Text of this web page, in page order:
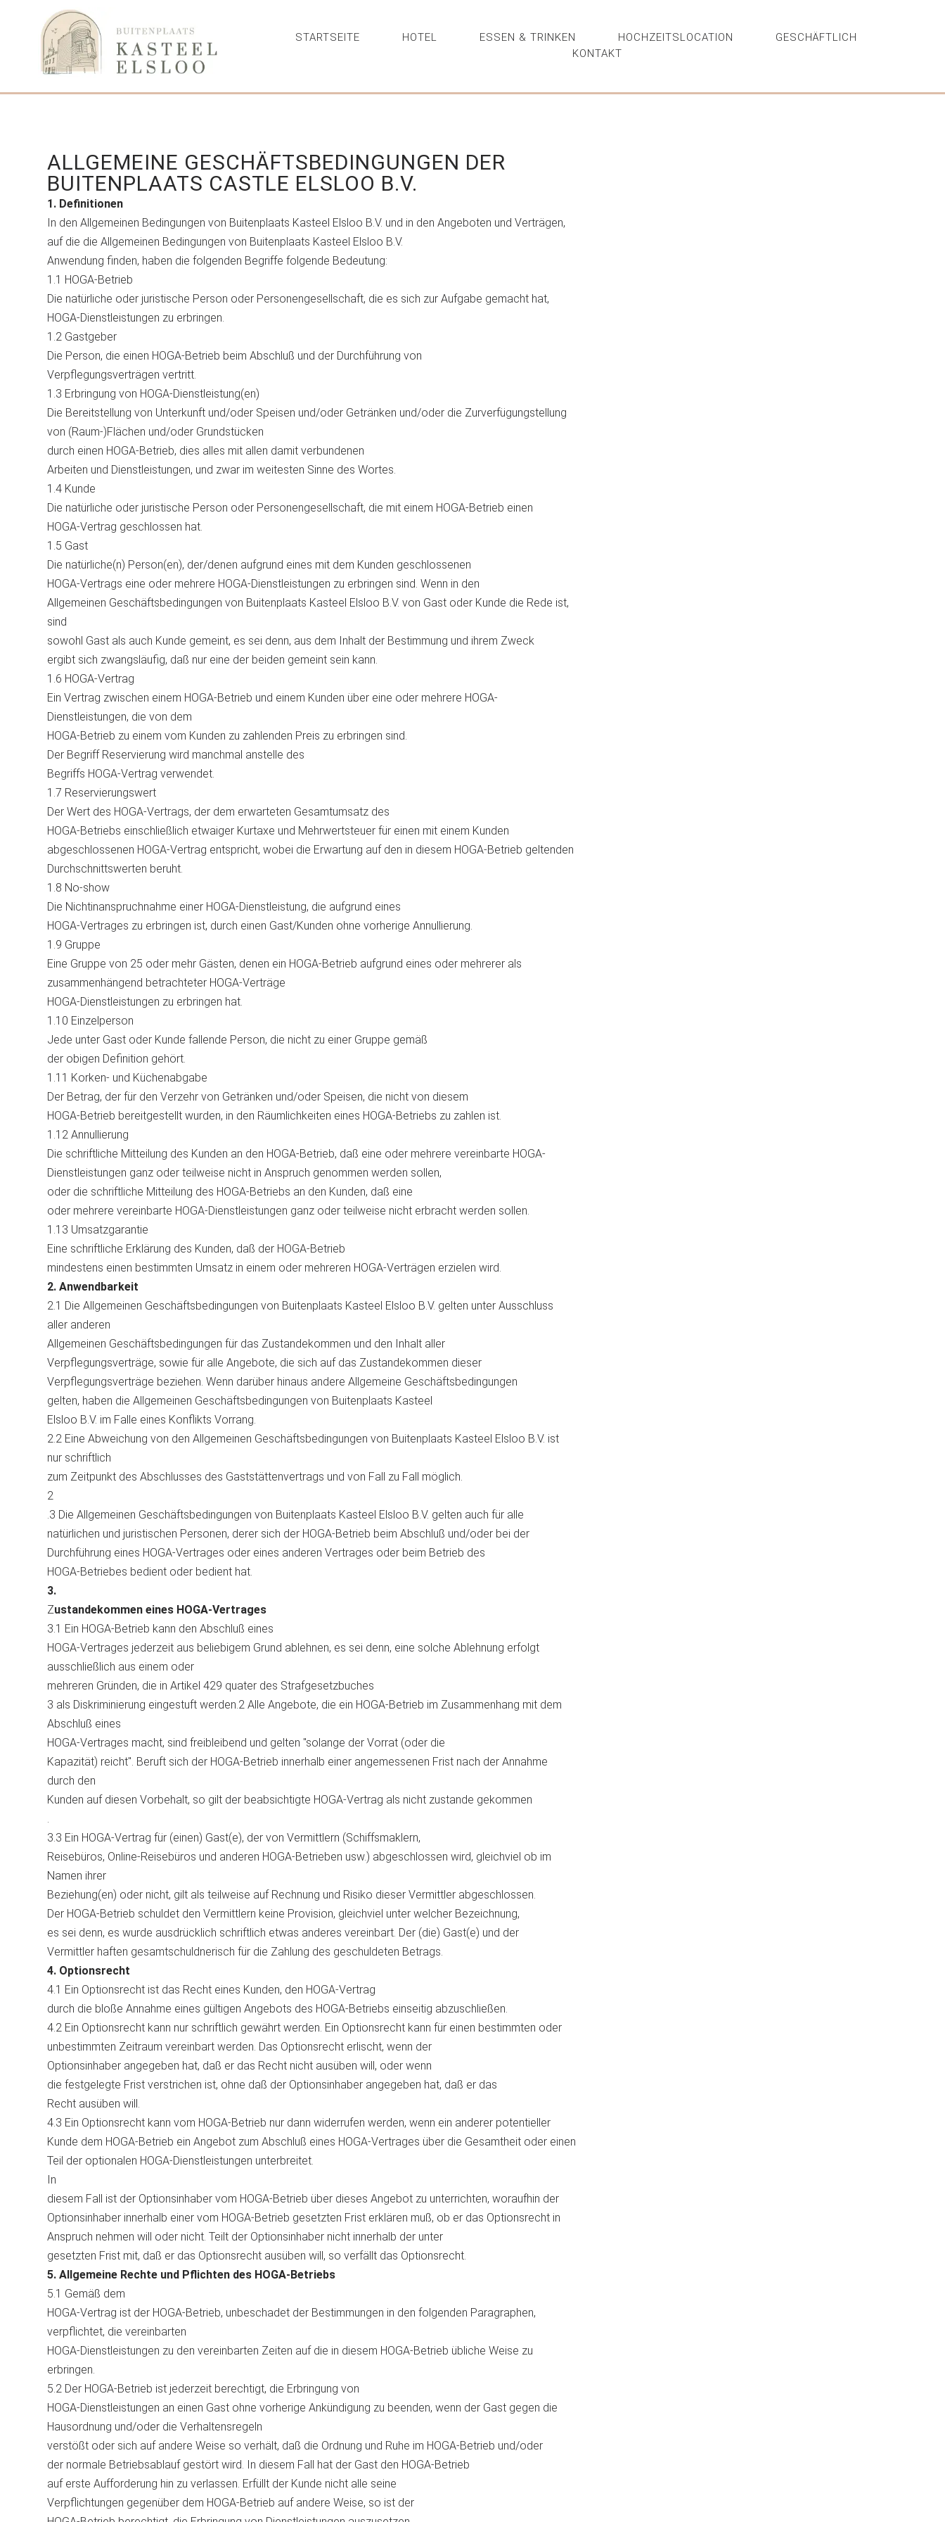
STARTSEITE HOTEL ESSEN & TRINKEN HOCHZEITSLOCATION
GESCHÄFTLICH
KONTAKT
ALLGEMEINE GESCHÄFTSBEDINGUNGEN DER
BUITENPLAATS CASTLE ELSLOO B.V.
1. Definitionen
In den Allgemeinen Bedingungen von Buitenplaats Kasteel Elsloo B.V. und in den Angeboten und Verträgen,
auf die die Allgemeinen Bedingungen von Buitenplaats Kasteel Elsloo B.V.
Anwendung finden, haben die folgenden Begriffe folgende Bedeutung:
1.1 HOGA-Betrieb
Die natürliche oder juristische Person oder Personengesellschaft, die es sich zur Aufgabe gemacht hat,
HOGA-Dienstleistungen zu erbringen.
1.2 Gastgeber
Die Person, die einen HOGA-Betrieb beim Abschluß und der Durchführung von
Verpflegungsverträgen vertritt.
1.3 Erbringung von HOGA-Dienstleistung(en)
Die Bereitstellung von Unterkunft und/oder Speisen und/oder Getränken und/oder die Zurverfügungstellung
von (Raum-)Flächen und/oder Grundstücken
durch einen HOGA-Betrieb, dies alles mit allen damit verbundenen
Arbeiten und Dienstleistungen, und zwar im weitesten Sinne des Wortes.
1.4 Kunde
Die natürliche oder juristische Person oder Personengesellschaft, die mit einem HOGA-Betrieb einen
HOGA-Vertrag geschlossen hat.
1.5 Gast
Die natürliche(n) Person(en), der/denen aufgrund eines mit dem Kunden geschlossenen
HOGA-Vertrags eine oder mehrere HOGA-Dienstleistungen zu erbringen sind. Wenn in den
Allgemeinen Geschäftsbedingungen von Buitenplaats Kasteel Elsloo B.V. von Gast oder Kunde die Rede ist,
sind
sowohl Gast als auch Kunde gemeint, es sei denn, aus dem Inhalt der Bestimmung und ihrem Zweck
ergibt sich zwangsläufig, daß nur eine der beiden gemeint sein kann.
1.6 HOGA-Vertrag
Ein Vertrag zwischen einem HOGA-Betrieb und einem Kunden über eine oder mehrere HOGA-
Dienstleistungen, die von dem
HOGA-Betrieb zu einem vom Kunden zu zahlenden Preis zu erbringen sind.
Der Begriff Reservierung wird manchmal anstelle des
Begriffs HOGA-Vertrag verwendet.
1.7 Reservierungswert
Der Wert des HOGA-Vertrags, der dem erwarteten Gesamtumsatz des
HOGA-Betriebs einschließlich etwaiger Kurtaxe und Mehrwertsteuer für einen mit einem Kunden
abgeschlossenen HOGA-Vertrag entspricht, wobei die Erwartung auf den in diesem HOGA-Betrieb geltenden
Durchschnittswerten beruht.
1.8 No-show
Die Nichtinanspruchnahme einer HOGA-Dienstleistung, die aufgrund eines
HOGA-Vertrages zu erbringen ist, durch einen Gast/Kunden ohne vorherige Annullierung.
1.9 Gruppe
Eine Gruppe von 25 oder mehr Gästen, denen ein HOGA-Betrieb aufgrund eines oder mehrerer als
zusammenhängend betrachteter HOGA-Verträge
HOGA-Dienstleistungen zu erbringen hat.
1.10 Einzelperson
Jede unter Gast oder Kunde fallende Person, die nicht zu einer Gruppe gemäß
der obigen Definition gehört.
1.11 Korken- und Küchenabgabe
Der Betrag, der für den Verzehr von Getränken und/oder Speisen, die nicht von diesem
HOGA-Betrieb bereitgestellt wurden, in den Räumlichkeiten eines HOGA-Betriebs zu zahlen ist.
1.12 Annullierung
Die schriftliche Mitteilung des Kunden an den HOGA-Betrieb, daß eine oder mehrere vereinbarte HOGA-
Dienstleistungen ganz oder teilweise nicht in Anspruch genommen werden sollen,
oder die schriftliche Mitteilung des HOGA-Betriebs an den Kunden, daß eine
oder mehrere vereinbarte HOGA-Dienstleistungen ganz oder teilweise nicht erbracht werden sollen.
1.13 Umsatzgarantie
Eine schriftliche Erklärung des Kunden, daß der HOGA-Betrieb
mindestens einen bestimmten Umsatz in einem oder mehreren HOGA-Verträgen erzielen wird.
2. Anwendbarkeit
2.1 Die Allgemeinen Geschäftsbedingungen von Buitenplaats Kasteel Elsloo B.V. gelten unter Ausschluss
aller anderen
Allgemeinen Geschäftsbedingungen für das Zustandekommen und den Inhalt aller
Verpflegungsverträge, sowie für alle Angebote, die sich auf das Zustandekommen dieser
Verpflegungsverträge beziehen. Wenn darüber hinaus andere Allgemeine Geschäftsbedingungen
gelten, haben die Allgemeinen Geschäftsbedingungen von Buitenplaats Kasteel
Elsloo B.V. im Falle eines Konflikts Vorrang.
2.2 Eine Abweichung von den Allgemeinen Geschäftsbedingungen von Buitenplaats Kasteel Elsloo B.V. ist
nur schriftlich
zum Zeitpunkt des Abschlusses des Gaststättenvertrags und von Fall zu Fall möglich.
2
.3 Die Allgemeinen Geschäftsbedingungen von Buitenplaats Kasteel Elsloo B.V. gelten auch für alle
natürlichen und juristischen Personen, derer sich der HOGA-Betrieb beim Abschluß und/oder bei der
Durchführung eines HOGA-Vertrages oder eines anderen Vertrages oder beim Betrieb des
HOGA-Betriebes bedient oder bedient hat.
3.
Zustandekommen eines HOGA-Vertrages
3.1 Ein HOGA-Betrieb kann den Abschluß eines
HOGA-Vertrages jederzeit aus beliebigem Grund ablehnen, es sei denn, eine solche Ablehnung erfolgt
ausschließlich aus einem oder
mehreren Gründen, die in Artikel 429 quater des Strafgesetzbuches
3 als Diskriminierung eingestuft werden.2 Alle Angebote, die ein HOGA-Betrieb im Zusammenhang mit dem
Abschluß eines
HOGA-Vertrages macht, sind freibleibend und gelten "solange der Vorrat (oder die
Kapazität) reicht". Beruft sich der HOGA-Betrieb innerhalb einer angemessenen Frist nach der Annahme
durch den
Kunden auf diesen Vorbehalt, so gilt der beabsichtigte HOGA-Vertrag als nicht zustande gekommen
.
3.3 Ein HOGA-Vertrag für (einen) Gast(e), der von Vermittlern (Schiffsmaklern,
Reisebüros, Online-Reisebüros und anderen HOGA-Betrieben usw.) abgeschlossen wird, gleichviel ob im
Namen ihrer
Beziehung(en) oder nicht, gilt als teilweise auf Rechnung und Risiko dieser Vermittler abgeschlossen.
Der HOGA-Betrieb schuldet den Vermittlern keine Provision, gleichviel unter welcher Bezeichnung,
es sei denn, es wurde ausdrücklich schriftlich etwas anderes vereinbart. Der (die) Gast(e) und der
Vermittler haften gesamtschuldnerisch für die Zahlung des geschuldeten Betrags.
4. Optionsrecht
4.1 Ein Optionsrecht ist das Recht eines Kunden, den HOGA-Vertrag
durch die bloße Annahme eines gültigen Angebots des HOGA-Betriebs einseitig abzuschließen.
4.2 Ein Optionsrecht kann nur schriftlich gewährt werden. Ein Optionsrecht kann für einen bestimmten oder
unbestimmten Zeitraum vereinbart werden. Das Optionsrecht erlischt, wenn der
Optionsinhaber angegeben hat, daß er das Recht nicht ausüben will, oder wenn
die festgelegte Frist verstrichen ist, ohne daß der Optionsinhaber angegeben hat, daß er das
Recht ausüben will.
4.3 Ein Optionsrecht kann vom HOGA-Betrieb nur dann widerrufen werden, wenn ein anderer potentieller
Kunde dem HOGA-Betrieb ein Angebot zum Abschluß eines HOGA-Vertrages über die Gesamtheit oder einen
Teil der optionalen HOGA-Dienstleistungen unterbreitet.
In
diesem Fall ist der Optionsinhaber vom HOGA-Betrieb über dieses Angebot zu unterrichten, woraufhin der
Optionsinhaber innerhalb einer vom HOGA-Betrieb gesetzten Frist erklären muß, ob er das Optionsrecht in
Anspruch nehmen will oder nicht. Teilt der Optionsinhaber nicht innerhalb der unter
gesetzten Frist mit, daß er das Optionsrecht ausüben will, so verfällt das Optionsrecht.
5. Allgemeine Rechte und Pflichten des HOGA-Betriebs
5.1 Gemäß dem
HOGA-Vertrag ist der HOGA-Betrieb, unbeschadet der Bestimmungen in den folgenden Paragraphen,
verpflichtet, die vereinbarten
HOGA-Dienstleistungen zu den vereinbarten Zeiten auf die in diesem HOGA-Betrieb übliche Weise zu
erbringen.
5.2 Der HOGA-Betrieb ist jederzeit berechtigt, die Erbringung von
HOGA-Dienstleistungen an einen Gast ohne vorherige Ankündigung zu beenden, wenn der Gast gegen die
Hausordnung und/oder die Verhaltensregeln
verstößt oder sich auf andere Weise so verhält, daß die Ordnung und Ruhe im HOGA-Betrieb und/oder
der normale Betriebsablauf gestört wird. In diesem Fall hat der Gast den HOGA-Betrieb
auf erste Aufforderung hin zu verlassen. Erfüllt der Kunde nicht alle seine
Verpflichtungen gegenüber dem HOGA-Betrieb auf andere Weise, so ist der